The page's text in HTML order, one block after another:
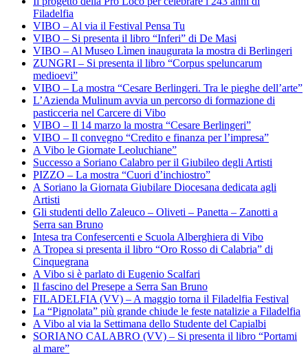
Filadelfia
VIBO – Al via il Festival Pensa Tu
VIBO – Si presenta il libro “Inferi” di De Masi
VIBO – Al Museo Lìmen inaugurata la mostra di Berlingeri
ZUNGRI – Si presenta il libro “Corpus speluncarum
medioevi”
VIBO – La mostra “Cesare Berlingeri. Tra le pieghe dell’arte”
L’Azienda Mulinum avvia un percorso di formazione di
pasticceria nel Carcere di Vibo
VIBO – Il 14 marzo la mostra “Cesare Berlingeri”
VIBO – Il convegno “Credito e finanza per l’impresa”
A Vibo le Giornate Leoluchiane”
Successo a Soriano Calabro per il Giubileo degli Artisti
PIZZO – La mostra “Cuori d’inchiostro”
A Soriano la Giornata Giubilare Diocesana dedicata agli
Artisti
Gli studenti dello Zaleuco – Oliveti – Panetta – Zanotti a
Serra san Bruno
Intesa tra Confesercenti e Scuola Alberghiera di Vibo
A Tropea si presenta il libro “Oro Rosso di Calabria” di
Cinquegrana
A Vibo si è parlato di Eugenio Scalfari
Il fascino del Presepe a Serra San Bruno
FILADELFIA (VV) – A maggio torna il Filadelfia Festival
La “Pignolata” più grande chiude le feste natalizie a Filadelfia
A Vibo al via la Settimana dello Studente del Capialbi
SORIANO CALABRO (VV) – Si presenta il libro “Portami
al mare”